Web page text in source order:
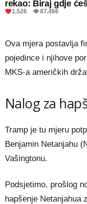
rekao: Biraj gdje
1.526 👁 87.466
Ova mjera postavlja
pojedince i njihove
MKS-a američkih
Nalog za
Tramp je tu mjeru
Benjamin Netanjahu
Vašingtonu.
Podsjetimo, prošlog
hapšenje Netanjahua